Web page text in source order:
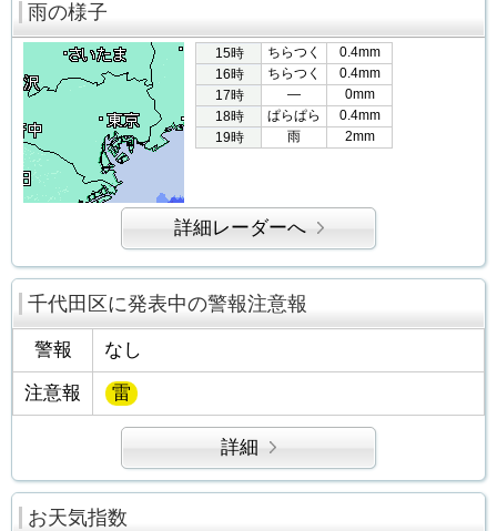
雨の様子
15時 ちらつく
0.4mm
16時
ちらつく
0.4mm
17時
―
0mm
18時
ぱらぱら
0.4mm
19時
雨 2mm
詳細レーダーへ
千代田区に発表中の警報注意報
警報 なし
注意報 雷
詳細
お天気指数